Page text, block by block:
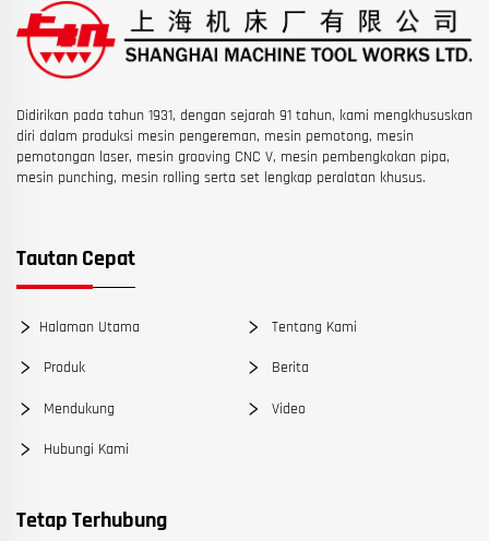
Didirikan pada tahun 1931, dengan sejarah 91 tahun, kami mengkhususkan
diri dalam produksi mesin pengereman, mesin pemotong, mesin
pemotongan laser, mesin grooving CNC V, mesin pembengkokan pipa,
mesin punching, mesin rolling serta set lengkap peralatan khusus.
Tautan Cepat
Halaman Utama Tentang Kami
Produk Berita
Mendukung Video
Hubungi Kami
Tetap Terhubung